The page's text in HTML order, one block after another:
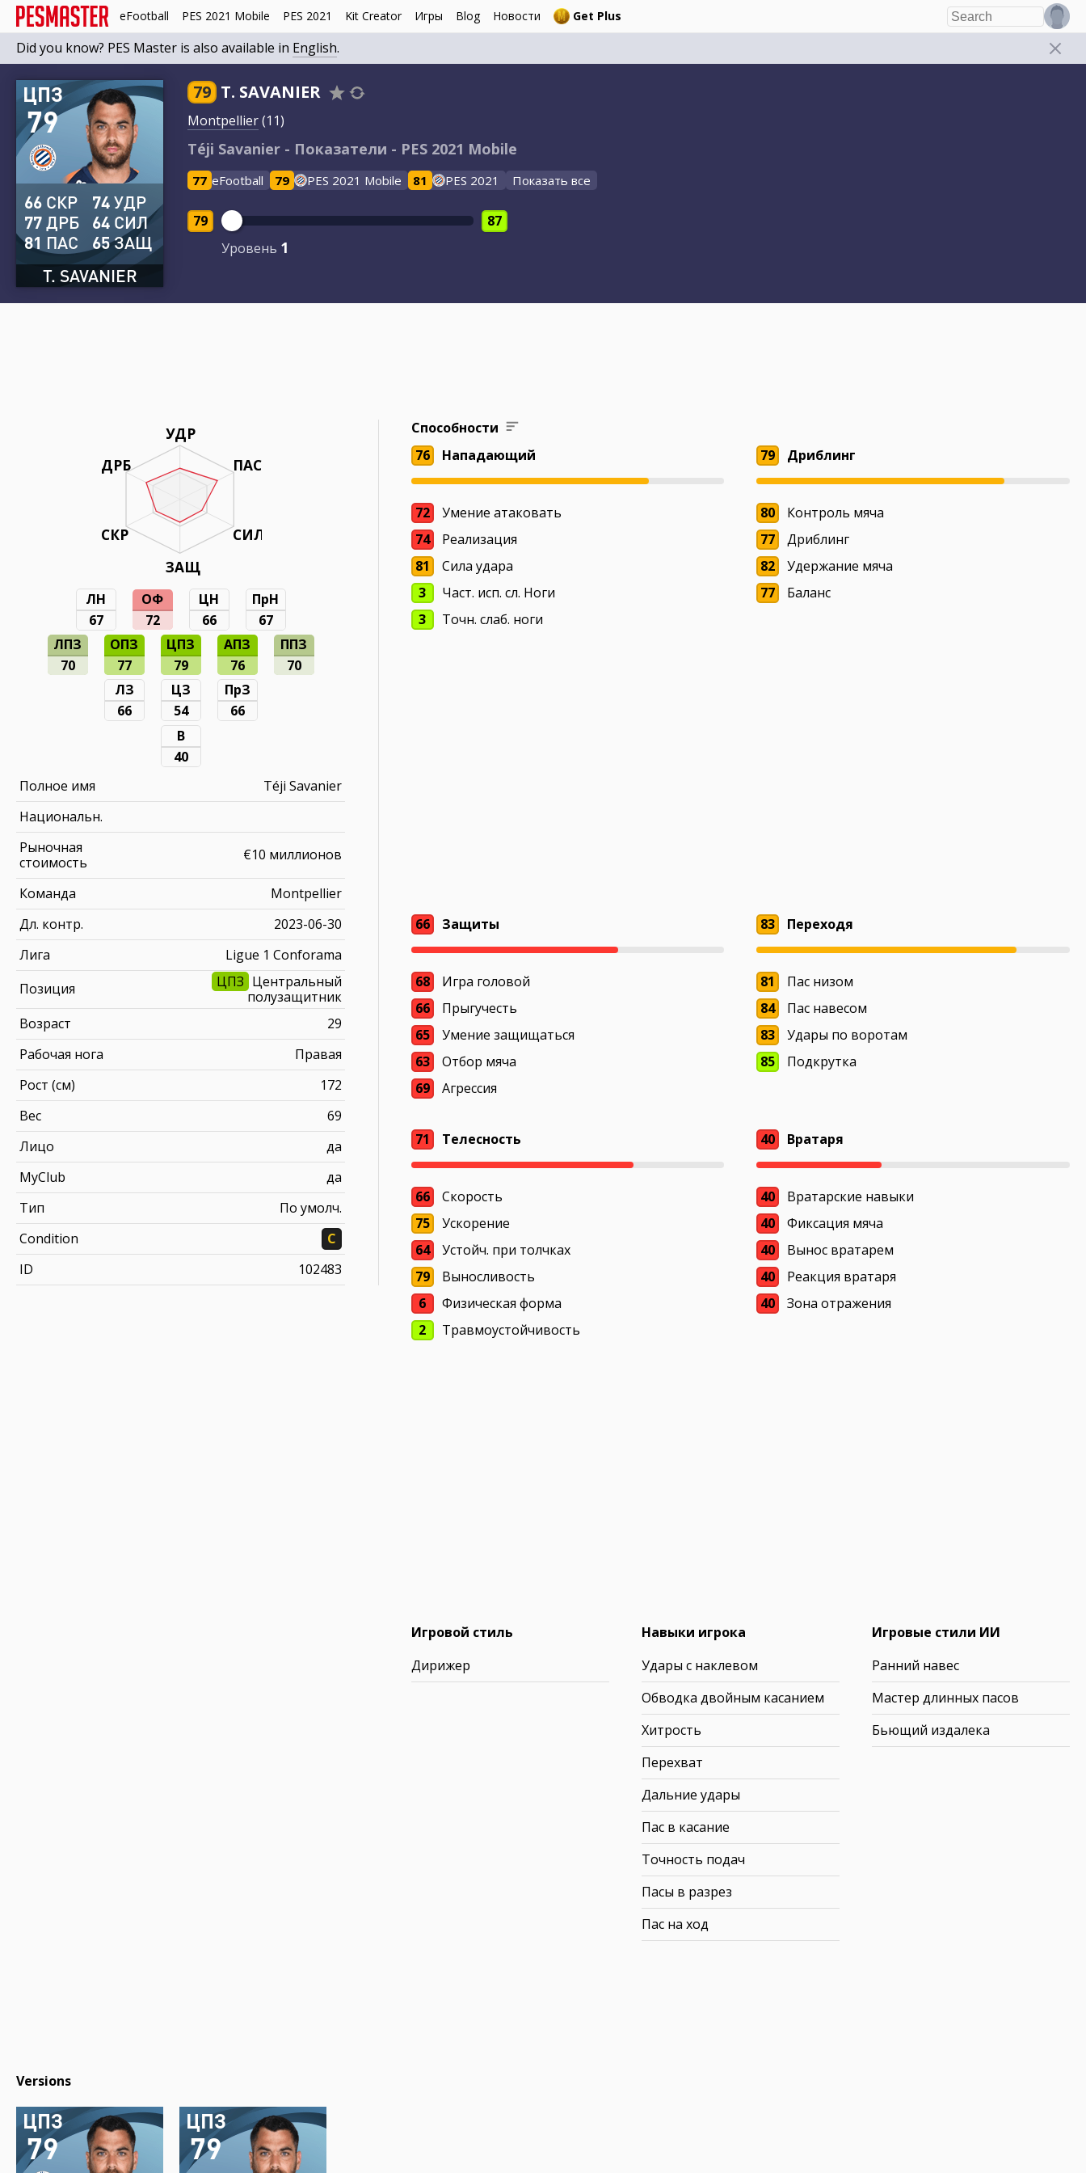
eFootball PES 2021 Mobile PES 2021 Kit Creator Игры Blog Новости Get Plus
Did you know? PES Master is also available in English.
79
ЦПЗ
T. SAVANIER
66 СКР
77ДРБ
81 ПАС
74УДР
64 СИЛ
65ЗАЩ
79 T. SAVANIER
Montpellier(11)
Téji Savanier - Показатели - PES 2021 Mobile
77 eFootball 79 PES 2021 Mobile 81 PES 2021 Показать все
79
Уровень 1
87
УДР
ПАС
СИЛ
ЗАЩ
ДРБ
СКР
ЛН
67
ОФ
72
ЦН
66
ПрН
67
ЛПЗ
70
ОПЗ
77
ЦПЗ
79
АПЗ
76
ППЗ
70
ЛЗ
66
ЦЗ
54
ПрЗ
66
В
40
Полное имя
Téji Savanier
Национальн.
Рыночная
стоимость
€10 миллионов
Команда
Montpellier
Дл. контр.
2023-06-30
Лига
Ligue 1 Conforama
Позиция
ЦПЗ Центральный
полузащитник
Возраст
29
Рабочая нога
Правая
Рост (см)
172
Вес
69
Лицо
да
MyClub
да
Тип
По умолч.
Condition
C
ID
102483
Способности
76
Нападающий
72
Умение атаковать
74
Реализация
81
Сила удара
3
Част. исп. сл. Ноги
3
Точн. слаб. ноги
79 Дриблинг
80
Контроль мяча
77
Дриблинг
82
Удержание мяча
77
Баланс
66 Защиты
68
Игра головой
66
Прыгучесть
65
Умение защищаться
63
Отбор мяча
69
Агрессия
83 Переходя
81
Пас низом
84
Пас навесом
83
Удары по воротам
85
Подкрутка
71 Телесность
66
Скорость
75
Ускорение
64
Устойч. при толчках
79
Выносливость
6
Физическая форма
2
Травмоустойчивость
40 Вратаря
40
Вратарские навыки
40
Фиксация мяча
40
Вынос вратарем
40
Реакция вратаря
40
Зона отражения
Игровой стиль
Дирижер
Навыки игрока
Удары с наклевом
Обводка двойным касанием
Хитрость
Перехват
Дальние удары
Пас в касание
Точность подач
Пасы в разрез
Пас на ход
Игровые стили ИИ
Ранний навес
Мастер длинных пасов
Бьющий издалека
Versions
79
ЦПЗ
79
ЦПЗ